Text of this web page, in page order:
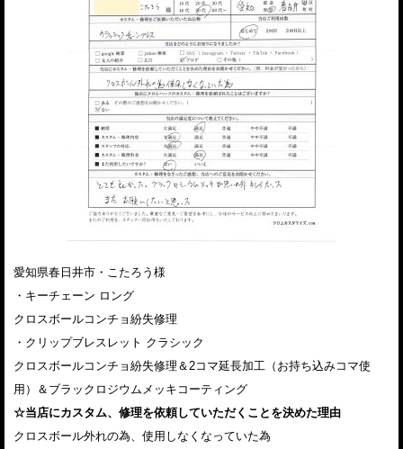
愛知県春日井市・こたろう様
・キーチェーン ロング
クロスボールコンチョ紛失修理
・クリップブレスレット クラシック
クロスボールコンチョ紛失修理＆2コマ延長加工（お持ち込みコマ使
用）＆ブラックロジウムメッキコーティング
☆当店にカスタム、修理を依頼していただくことを決めた理由
クロスボール外れの為、使用しなくなっていた為